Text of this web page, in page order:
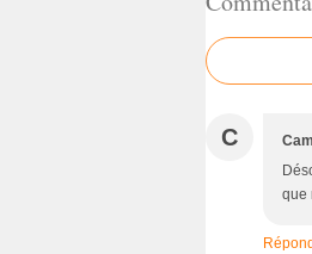
C
que